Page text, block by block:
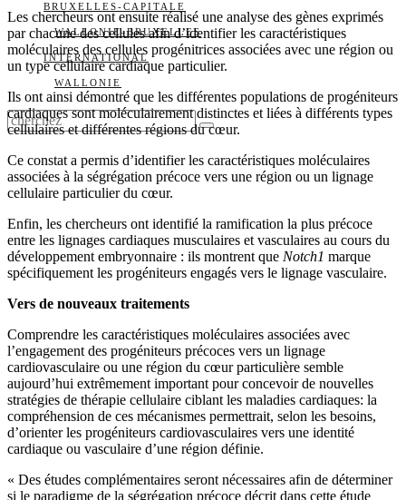
BRUXELLES-CAPITALE
WALLONIE-BRUXELLES
INTERNATIONAL
WALLONIE
Les chercheurs ont ensuite réalisé une analyse des gènes exprimés
par chacune des cellules afin d’identifier les caractéristiques
moléculaires des cellules progénitrices associées avec une région ou
un type cellulaire cardiaque particulier.
Ils ont ainsi démontré que les différentes populations de progéniteurs
cardiaques sont moléculairement distinctes et liées à différents types
cellulaires et différentes régions du cœur.
Ce constat a permis d’identifier les caractéristiques moléculaires
associées à la ségrégation précoce vers une région ou un lignage
cellulaire particulier du cœur.
Enfin, les chercheurs ont identifié la ramification la plus précoce
entre les lignages cardiaques musculaires et vasculaires au cours du
développement embryonnaire : ils montrent que Notch1 marque
spécifiquement les progéniteurs engagés vers le lignage vasculaire.
Vers de nouveaux traitements
Comprendre les caractéristiques moléculaires associées avec
l’engagement des progéniteurs précoces vers un lignage
cardiovasculaire ou une région du cœur particulière semble
aujourd’hui extrêmement important pour concevoir de nouvelles
stratégies de thérapie cellulaire ciblant les maladies cardiaques: la
compréhension de ces mécanismes permettrait, selon les besoins,
d’orienter les progéniteurs cardiovasculaires vers une identité
cardiaque ou vasculaire d’une région définie.
« Des études complémentaires seront nécessaires afin de déterminer
si le paradigme de la ségrégation précoce décrit dans cette étude